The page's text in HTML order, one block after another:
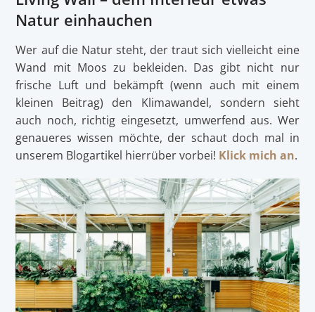
Natur einhauchen
Wer auf die Natur steht, der traut sich vielleicht eine
Wand mit Moos zu bekleiden. Das gibt nicht nur
frische Luft und bekämpft (wenn auch mit einem
kleinen Beitrag) den Klimawandel, sondern sieht
auch noch, richtig eingesetzt, umwerfend aus. Wer
genaueres wissen möchte, der schaut doch mal in
unserem Blogartikel hierrüber vorbei! Klick mich an.